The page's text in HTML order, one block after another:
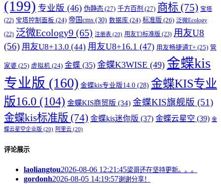
(199) 专业版 (46) 伪静态 (27) 千方百剂 (27) 商标 (75) 宝塔
(22) 宝塔控制面板 (24) 帝国cms (30) 数据库 (24) 标准版 (26) 泛微Ecology
(22) 泛微Ecology9 (65) 注册表 (20) 用友T3标准版 (23) 用友U8
(56) 用友U8+13.0 (44) 用友U8+16.1 (47) 用友畅捷通T+ (25) 管
家婆 (25) 虚拟机 (24) 金蝶 (35) 金蝶K3WISE (49) 金蝶kis
专业版 (160) 金蝶kis专业版14.0 (28) 金蝶KIS专业
版16.0 (104) 金蝶KIS商贸版 (34) 金蝶KIS旗舰版 (51)
金蝶kis标准版 (74) 金蝶kis迷你版 (37) 金蝶云星空 (39) 金
蝶云星空企业版 (20) 阿里云 (20)
评论展示
laoliangtou2026-08-06 12:21:45梁哥还在坚持更新。。。
gordonh2026-08-05 14:19:57谢谢分享！